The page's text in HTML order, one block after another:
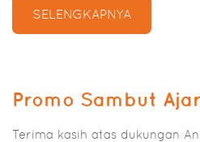
SELENGKAPNYA
Promo Sambut
Terima kasih atas dukungan